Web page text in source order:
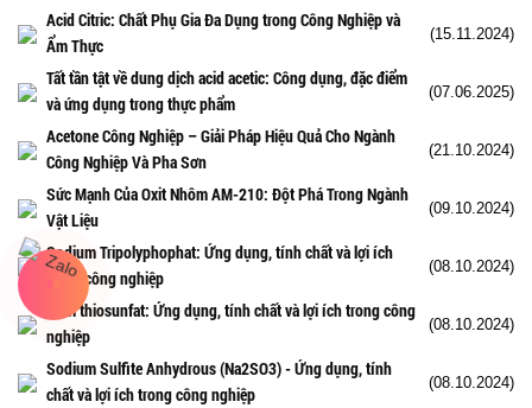
Acid Citric: Chất Phụ Gia Đa Dụng trong Công Nghiệp và
Ẩm Thực
(15.11.2024)
Tất tần tật về dung dịch acid acetic: Công dụng, đặc điểm
và ứng dụng trong thực phẩm
(07.06.2025)
Acetone Công Nghiệp – Giải Pháp Hiệu Quả Cho Ngành
Công Nghiệp Và Pha Sơn
(21.10.2024)
Sức Mạnh Của Oxit Nhôm AM-210: Đột Phá Trong Ngành
Vật Liệu
(09.10.2024)
Sodium Tripolyphophat: Ứng dụng, tính chất và lợi ích
trong công nghiệp
(08.10.2024)
Natri thiosunfat: Ứng dụng, tính chất và lợi ích trong công
nghiệp
(08.10.2024)
Sodium Sulfite Anhydrous (Na2SO3) - Ứng dụng, tính
chất và lợi ích trong công nghiệp
(08.10.2024)